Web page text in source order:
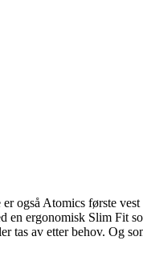
er også Atomics første
ergonomisk Slim Fit
tas av etter behov. Og